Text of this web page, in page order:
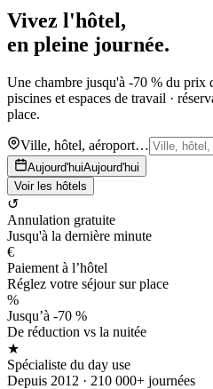
Vivez l'hôtel,
en pleine journée.
Une chambre jusqu'à -70 % du prix
piscines et espaces de travail ·
place.
Ville, hôtel, aéroport…
Aujourd'huiAujourd'hui
Voir les hôtels
↺
Annulation gratuite
Jusqu'à la dernière minute
€
Paiement à l’hôtel
Réglez votre séjour sur place
%
Jusqu’à -70 %
De réduction vs la nuitée
★
Spécialiste du day use
Depuis 2012 · 210 000+ journées